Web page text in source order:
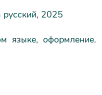
2025
языке, оформление.